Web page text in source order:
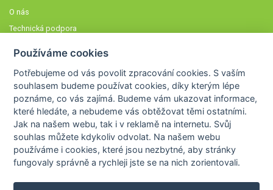
O nás
Technická podpora
Členové STOBklubu
Zásady nakládání s osobními údaji
Otestujte se
Spočítejte si
Výzva 52
Používáme cookies
Potřebujeme od vás povolit zpracování cookies. S vaším
souhlasem budeme používat cookies, díky kterým lépe
poznáme,co vás zajímá. Budeme vám ukazovat informace,
které hledáte, a nebudeme vás obtěžovat těmi ostatními.
Jak na našem webu, tak i v reklamě na internetu. Svůj
souhlas můžete kdykoliv odvolat. Na našem webu
používáme i cookies, které jsou nezbytné, aby stránky
fungovaly správně a rychleji jste se na nich zorientovali.